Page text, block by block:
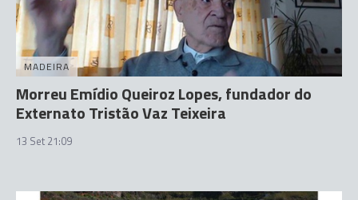
MADEIRA
Morreu Emídio Queiroz Lopes, fundador do
Externato Tristão Vaz Teixeira
13 Set 21:09